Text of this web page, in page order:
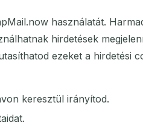
használatát.
hirdetések
ezeket a
keresztül irányítod.